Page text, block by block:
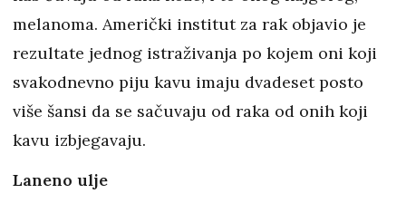
melanoma. Američki institut za rak objavio je
rezultate jednog istraživanja po kojem oni koji
svakodnevno piju kavu imaju dvadeset posto
više šansi da se sačuvaju od raka od onih koji
kavu izbjegavaju.
Laneno ulje